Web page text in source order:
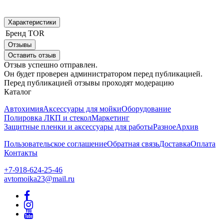
Характеристики
Бренд TOR
Отзывы
Оставить отзыв
Отзыв успешно отправлен.
Он будет проверен администратором перед публикацией.
Перед публикацией отзывы проходят модерацию
Каталог
АвтохимияАксессуары для мойкиОборудование
Полировка ЛКП и стеколМаркетинг
Защитные пленки и аксессуары для работыРазноеАрхив
Пользовательское соглашениеОбратная связьДоставкаОплата
Контакты
+7-918-624-25-46
avtomoika23@mail.ru